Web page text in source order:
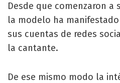
Desde que comenzaron a
la modelo ha
sus cuentas de redes
la cantante.
De ese mismo modo la